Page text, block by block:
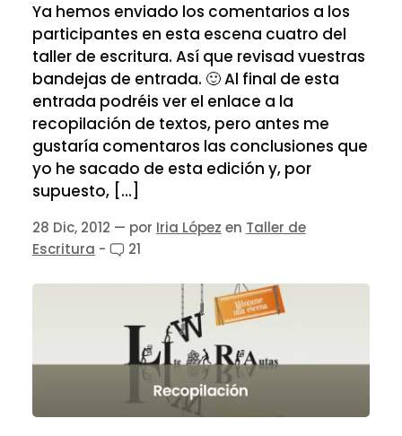
Ya hemos enviado los comentarios a los
participantes en esta escena cuatro del
taller de escritura. Así que revisad vuestras
bandejas de entrada. 🙂 Al final de esta
entrada podréis ver el enlace a la
recopilación de textos, pero antes me
gustaría comentaros las conclusiones que
yo he sacado de esta edición y, por
supuesto, […]
28 Dic, 2012 — por Iria López en Taller de
Escritura - 21